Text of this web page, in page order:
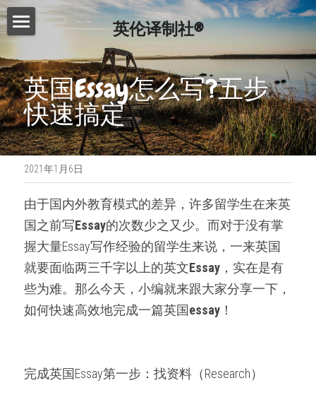
英伦译制社®
服务介绍
Essay代写
Dissertation代写
Proofreading
论文修改服务
演讲文稿代写
留学申请资料
工作简历制作
出版与商业写作
费用查询
写作指南
写作技巧
免费模板
常见问题
精英招募
联系我们
搜索
英国Essay怎么写?五步
快速搞定
2021年1月6日
由于国内外教育模式的差异，许多留学生在来英
国之前写Essay的次数少之又少。而对于没有掌
握大量Essay写作经验的留学生来说，一来英国
就要面临两三千字以上的英文Essay ，实在是有
些为难。那么今天，小编就来跟大家分享一下，
如何快速高效地完成一篇英国essay ！
完成英国Essay第一步：找资料（Research）